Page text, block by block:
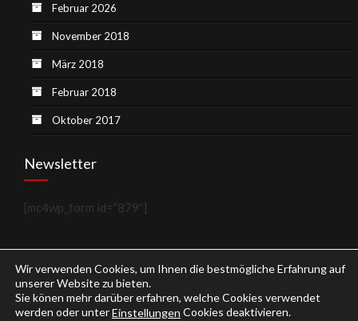
Februar 2026
November 2018
März 2018
Februar 2018
Oktober 2017
Newsletter
[mc4wp_form id=“879″]
Wir verwenden Cookies, um Ihnen die bestmögliche Erfahrung auf
unserer Website zu bieten.
Sie könen mehr darüber erfahren, welche Cookies verwendet
werden oder unterEinstellungen Cookies deaktivieren.